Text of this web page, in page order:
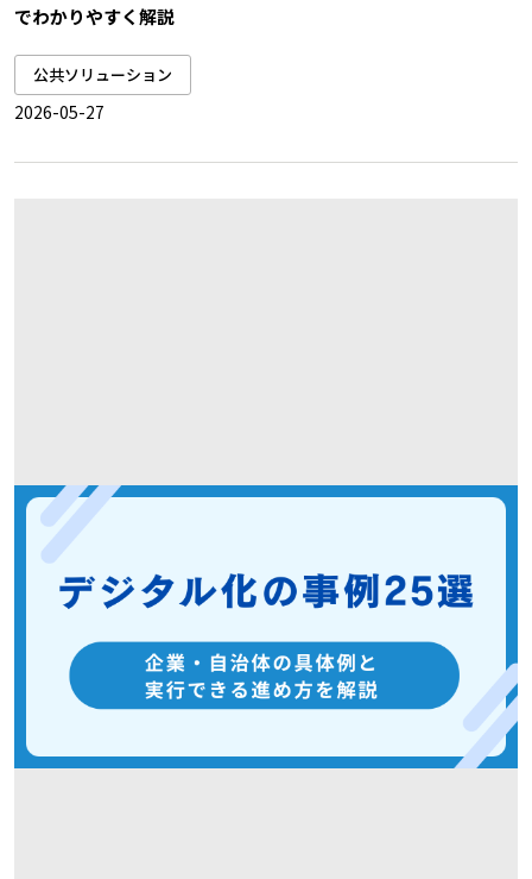
でわかりやすく解説
公共ソリューション
2026-05-27